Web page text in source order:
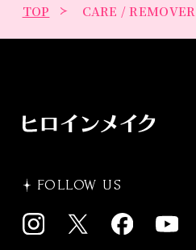
TOP CARE / REMOVER
FOLLOW US